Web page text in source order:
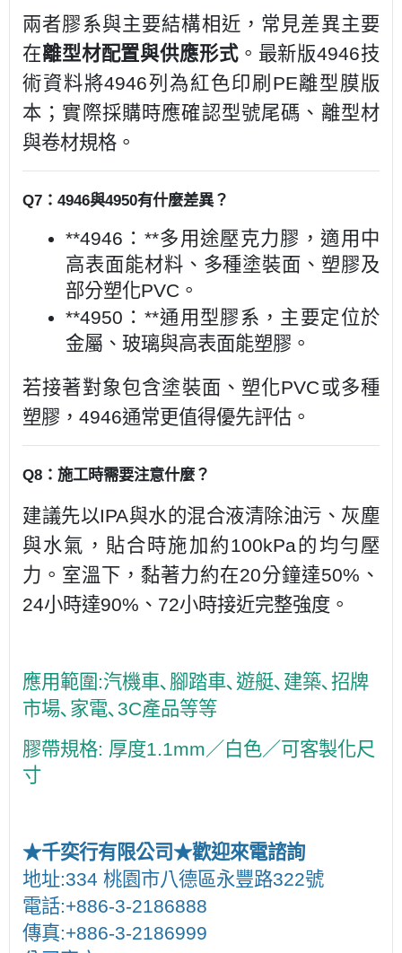
兩者膠系與主要結構相近，常見差異主要
在離型材配置與供應形式。最新版4946技
術資料將4946列為紅色印刷PE離型膜版
本；實際採購時應確認型號尾碼、離型材
與卷材規格。
Q7：4946與4950有什麼差異？
**4946：**多用途壓克力膠，適用中
高表面能材料、多種塗裝面、塑膠及
部分塑化PVC。
**4950：**通用型膠系，主要定位於
金屬、玻璃與高表面能塑膠。
若接著對象包含塗裝面、塑化PVC或多種
塑膠，4946通常更值得優先評估。
Q8：施工時需要注意什麼？
建議先以IPA與水的混合液清除油污、灰塵
與水氣，貼合時施加約100kPa的均勻壓
力。室溫下，黏著力約在20分鐘達50%、
24小時達90%、72小時接近完整強度。
應用範圍:汽機車､腳踏車､遊艇､建築､招牌
市場､家電､3C產品等等
膠帶規格: 厚度1.1mm／白色／可客製化尺
寸
★千奕行有限公司★歡迎來電諮詢
地址:334 桃園市八德區永豐路322號
電話:+886-3-2186888
傳真:+886-3-2186999